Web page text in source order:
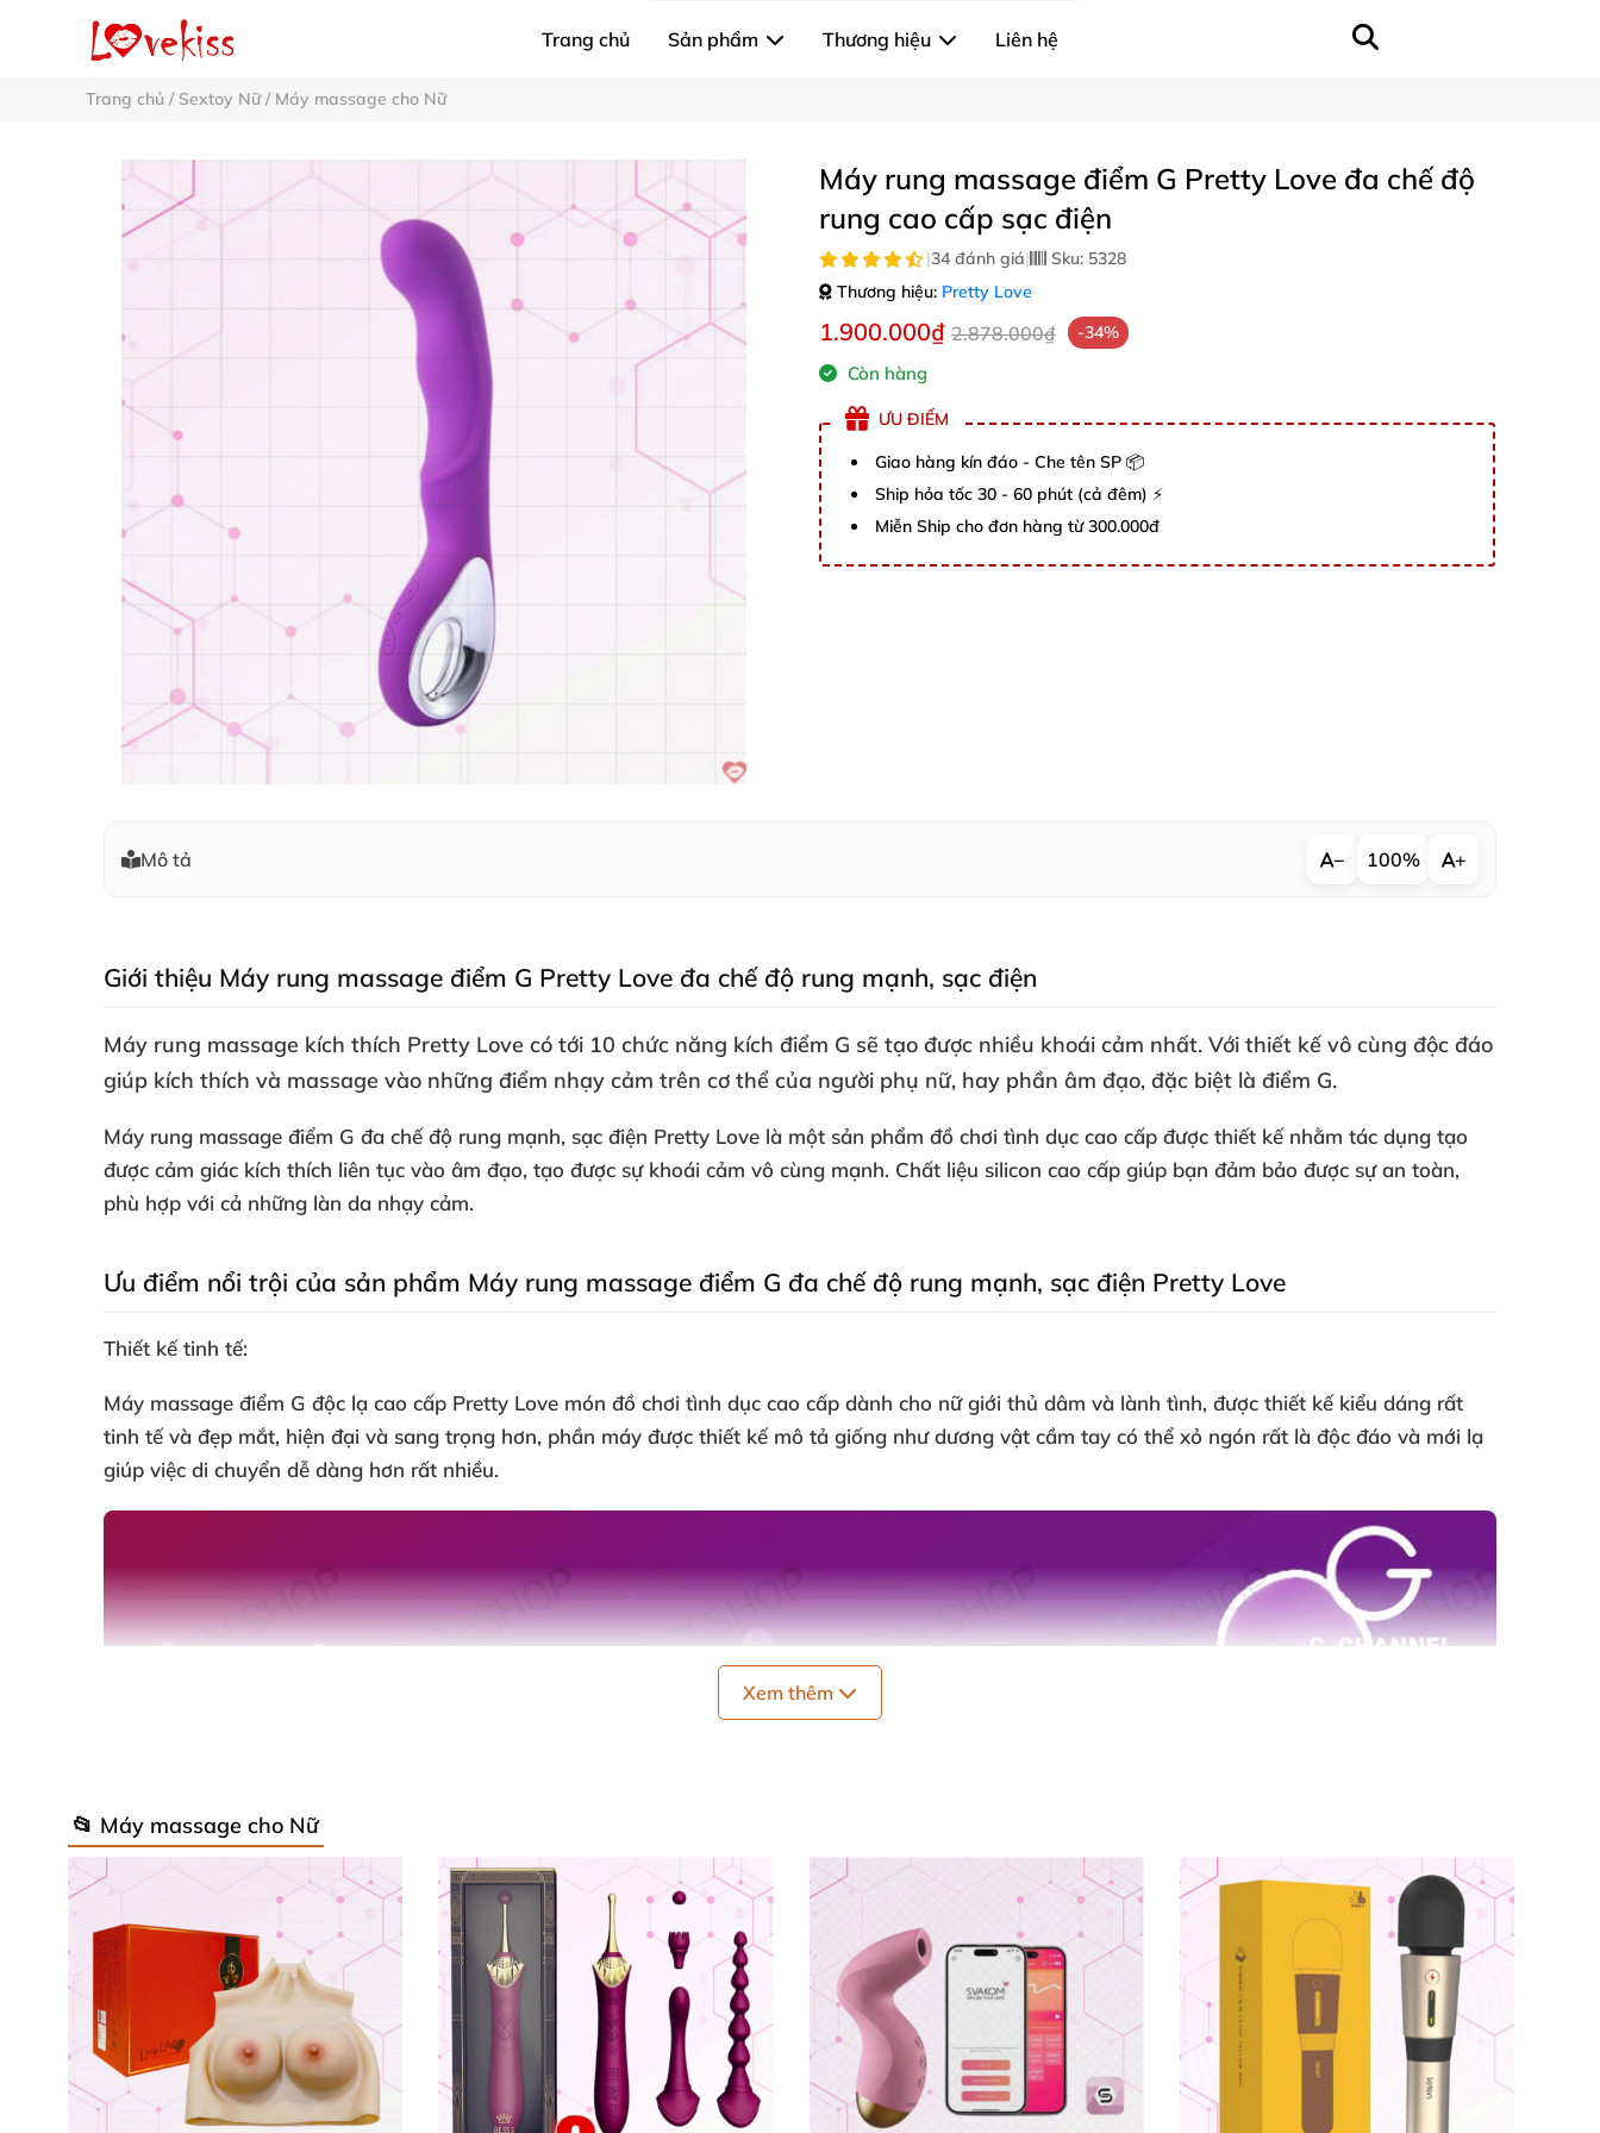
Trang chủ Sản phẩm Thương hiệu Liên hệ
Trang chủ / Sextoy Nữ/ Máy massage cho Nữ
Máy rung massage điểm G Pretty Love đa chế độ
rung cao cấp sạc điện
|34 đánh giá| Sku: 5328
Thương hiệu: Pretty Love
1.900.000₫ 2.878.000₫ -34%
Còn hàng
ƯU ĐIỂM
Giao hàng kín đáo - Che tên SP 📦
Ship hỏa tốc 30 - 60 phút (cả đêm) ⚡
Miễn Ship cho đơn hàng từ 300.000đ
Mô tả − 100% +
Giới thiệu Máy rung massage điểm G Pretty Love đa chế độ rung mạnh, sạc điện
Máy rung massage kích thích Pretty Love có tới 10 chức năng kích điểm G sẽ tạo được nhiều khoái cảm nhất. Với thiết kế vô cùng độc đáo
giúp kích thích và massage vào những điểm nhạy cảm trên cơ thể của người phụ nữ, hay phần âm đạo, đặc biệt là điểm G.
Máy rung massage điểm G đa chế độ rung mạnh, sạc điện Pretty Love là một sản phẩm đồ chơi tình dục cao cấp được thiết kế nhằm tác dụng tạo
được cảm giác kích thích liên tục vào âm đạo, tạo được sự khoái cảm vô cùng mạnh. Chất liệu silicon cao cấp giúp bạn đảm bảo được sự an toàn,
phù hợp với cả những làn da nhạy cảm.
Ưu điểm nổi trội của sản phẩm Máy rung massage điểm G đa chế độ rung mạnh, sạc điện Pretty Love
Thiết kế tinh tế:
Máy massage điểm G độc lạ cao cấp Pretty Love món đồ chơi tình dục cao cấp dành cho nữ giới thủ dâm và lành tình, được thiết kế kiểu dáng rất
tinh tếvà đẹp mắt, hiện đại và sang trọng hơn, phần máy được thiết kế mô tả giống như dương vật cầm tay có thể xỏ ngón rất là độc đáo và mới lạ
giúp việc di chuyển dễ dàng hơn rất nhiều.
Xem thêm
📂 Máy massage cho Nữ